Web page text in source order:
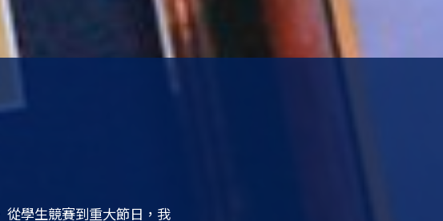
從學生競賽到重大節日，我